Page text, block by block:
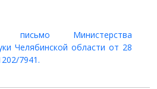
письмо Министерства
Челябинской области от 28
7941.